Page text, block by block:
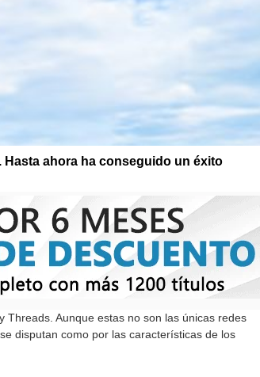
ahora ha conseguido un éxito
Threads. Aunque estas no son las únicas redes
disputan como por las características de los